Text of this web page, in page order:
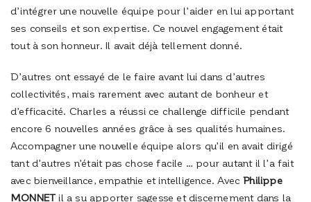
d’intégrer une nouvelle équipe pour l’aider en lui apportant
ses conseils et son expertise. Ce nouvel engagement était
tout à son honneur. Il avait déjà tellement donné.
D’autres ont essayé de le faire avant lui dans d’autres
collectivités, mais rarement avec autant de bonheur et
d’efficacité. Charles a réussi ce challenge difficile pendant
encore 6 nouvelles années grâce à ses qualités humaines.
Accompagner une nouvelle équipe alors qu’il en avait dirigé
tant d’autres n’était pas chose facile … pour autant il l’a fait
avec bienveillance, empathie et intelligence. AvecPhilippe
MONNET il a su apporter sagesse et discernement dans la